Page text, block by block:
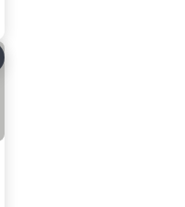
aos favoritos